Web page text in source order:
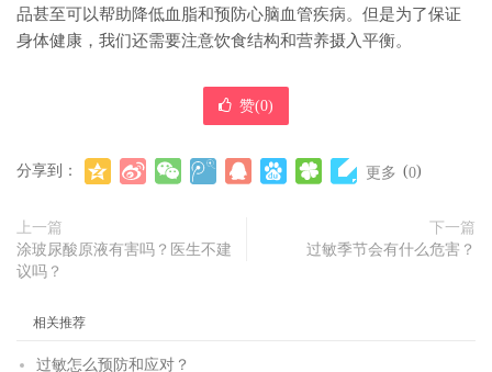
品甚至可以帮助降低血脂和预防心脑血管疾病。但是为了保证
身体健康，我们还需要注意饮食结构和营养摄入平衡。
赞(0)
分享到： 更多 (0)
上一篇
涂玻尿酸原液有害吗？医生不建
议吗？
下一篇
过敏季节会有什么危害？
相关推荐
过敏怎么预防和应对？